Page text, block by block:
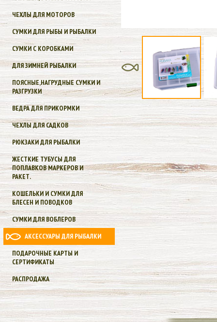
ЧЕХЛЫ ДЛЯ МОТОРОВ
СУМКИ ДЛЯ РЫБЫ И РЫБАЛКИ
СУМКИ С КОРОБКАМИ
ДЛЯ ЗИМНЕЙ РЫБАЛКИ
ПОЯСНЫЕ,НАГРУДНЫЕ СУМКИ И
РАЗГРУЗКИ
ВЕДРА ДЛЯ ПРИКОРМКИ
ЧЕХЛЫ ДЛЯ САДКОВ
РЮКЗАКИ ДЛЯ РЫБАЛКИ
ЖЕСТКИЕ ТУБУСЫ ДЛЯ
ПОПЛАВКОВ МАРКЕРОВ И
РАКЕТ.
КОШЕЛЬКИ И СУМКИ ДЛЯ
БЛЕСЕН И ПОВОДКОВ
СУМКИ ДЛЯ ВОБЛЕРОВ
АКСЕССУАРЫ ДЛЯ РЫБАЛКИ
ПОДАРОЧНЫЕ КАРТЫ И
СЕРТИФИКАТЫ
РАСПРОДАЖА